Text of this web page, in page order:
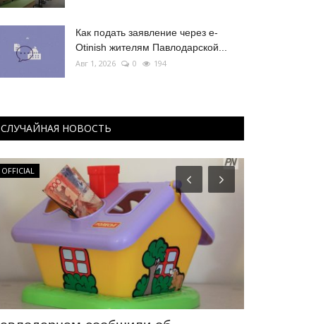
Как подать заявление через e-
Otinish жителям Павлодарской...
Авг 1, 2026 0 194
СЛУЧАЙНАЯ НОВОСТЬ
КАЗАХСТАН